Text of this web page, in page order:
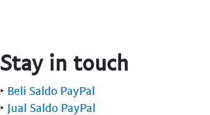
Stay in touch
‣ Beli Saldo PayPal
‣ Jual Saldo PayPal